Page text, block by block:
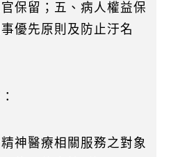
保留；五、病人權益保
優先原則及防止汙名
神醫療相關服務之對象